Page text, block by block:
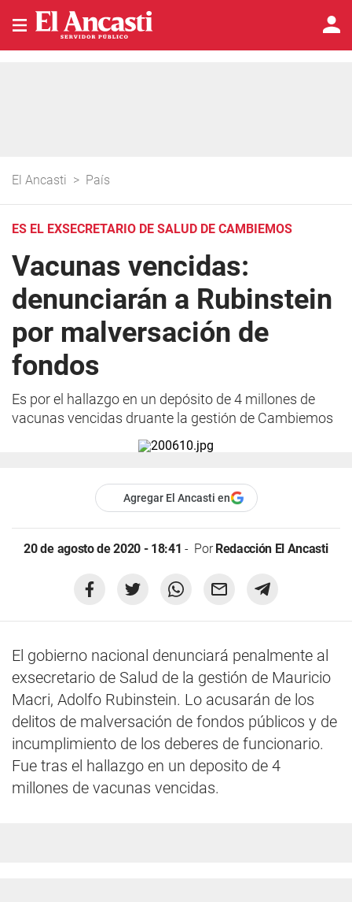
El Ancasti > País
ES EL EXSECRETARIO DE SALUD DE CAMBIEMOS
Vacunas vencidas:
denunciarán a Rubinstein
por malversación de
fondos
Es por el hallazgo en un depósito de 4 millones de
vacunas vencidas druante la gestión de Cambiemos
Agregar El Ancasti en
20 de agosto de 2020 - 18:41 PorRedacción El Ancasti
El gobierno nacional denunciará penalmente al
exsecretario de Salud de la gestión de Mauricio
Macri, Adolfo Rubinstein. Lo acusarán de los
delitos de malversación de fondos públicos y de
incumplimiento de los deberes de funcionario.
Fue tras el hallazgo en un deposito de 4
millones de vacunas vencidas.